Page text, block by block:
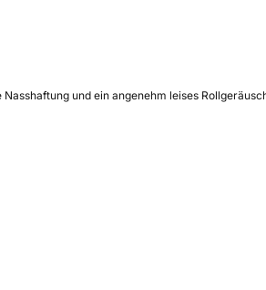
und ein angenehm leises